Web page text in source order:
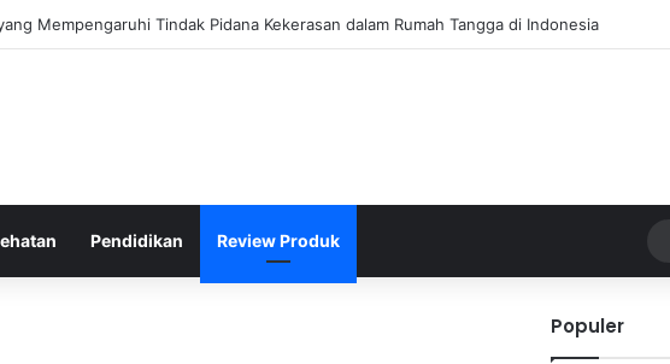
Mempengaruhi Tindak Pidana Kekerasan dalam Rumah Tangga di Indonesia
Pendidikan Review Produk
Populer